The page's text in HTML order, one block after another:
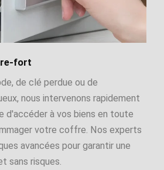
fort
de clé perdue ou de
nous intervenons rapidement
d'accéder à vos biens en toute
votre coffre. Nos experts
avancées pour garantir une
sans risques.